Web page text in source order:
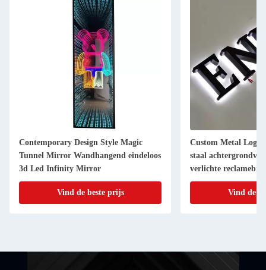
Contemporary Design Style Magic
Tunnel Mirror Wandhangend eindeloos
3d Led Infinity Mirror
Vind de beste prijs
Custom Metal Logo
staal
verlichte
Vind de